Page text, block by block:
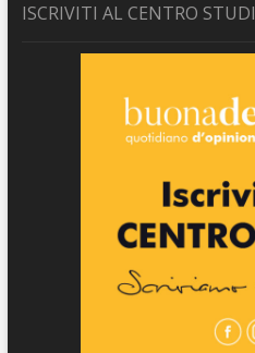
ISCRIVITI AL CENTRO STUDI